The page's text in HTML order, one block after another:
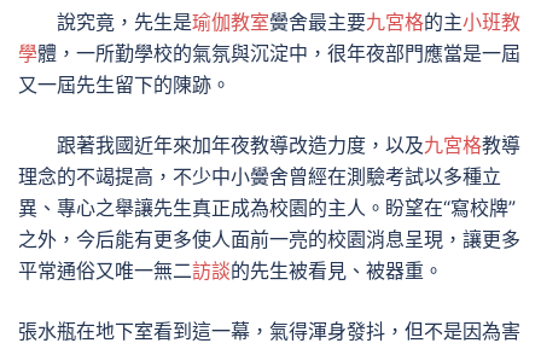
說究竟，先生是瑜伽教室黌舍最主要九宮格的主小班教
學體，一所勤學校的氣氛與沉淀中，很年夜部門應當是一屆
又一屆先生留下的陳跡。
跟著我國近年來加年夜教導改造力度，以及九宮格教導
理念的不竭提高，不少中小黌舍曾經在測驗考試以多種立
異、專心之舉讓先生真正成為校園的主人。盼望在“寫校牌”
之外，今后能有更多使人面前一亮的校園消息呈現，讓更多
平常通俗又唯一無二訪談的先生被看見、被器重。
張水瓶在地下室看到這一幕，氣得渾身發抖，但不是因為害